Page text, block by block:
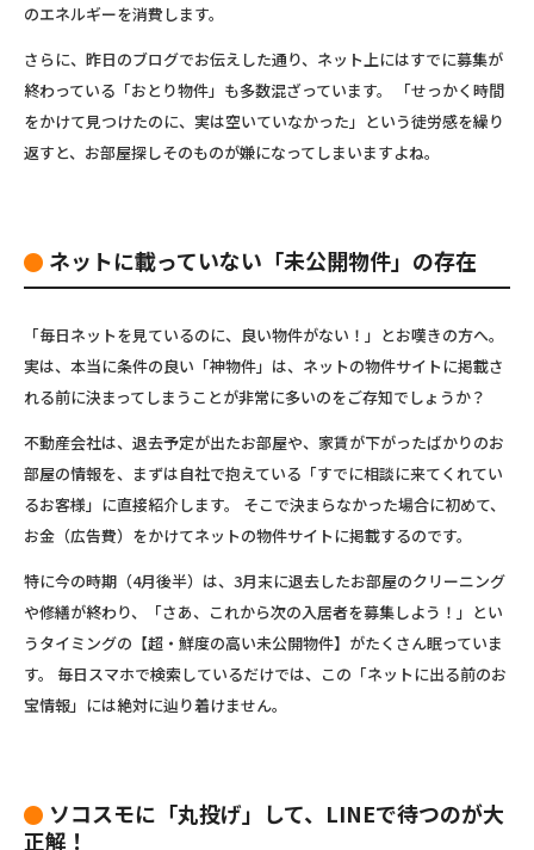
のエネルギーを消費します。
さらに、昨日のブログでお伝えした通り、ネット上にはすでに募集が
終わっている「おとり物件」も多数混ざっています。 「せっかく時間
をかけて見つけたのに、実は空いていなかった」という徒労感を繰り
返すと、お部屋探しそのものが嫌になってしまいますよね。
ネットに載っていない「未公開物件」の存在
「毎日ネットを見ているのに、良い物件がない！」とお嘆きの方へ。
実は、本当に条件の良い「神物件」は、 ネットの物件サイトに掲載さ
れる前に決まってしまう ことが非常に多いのをご存知でしょうか？
不動産会社は、退去予定が出たお部屋や、家賃が下がったばかりのお
部屋の情報を、まずは自社で抱えている「すでに相談に来てくれてい
るお客様」に直接紹介します。 そこで決まらなかった場合に初めて、
お金（広告費）をかけてネットの物件サイトに掲載するのです。
特に今の時期（4月後半）は、3月末に退去したお部屋のクリーニング
や修繕が終わり、「さあ、これから次の入居者を募集しよう！」とい
うタイミングの 【超・鮮度の高い未公開物件】 がたくさん眠っていま
す。 毎日スマホで検索しているだけでは、この「ネットに出る前のお
宝情報」には絶対に辿り着けません。
ソコスモに「丸投げ」して、LINEで待つのが大
正解！